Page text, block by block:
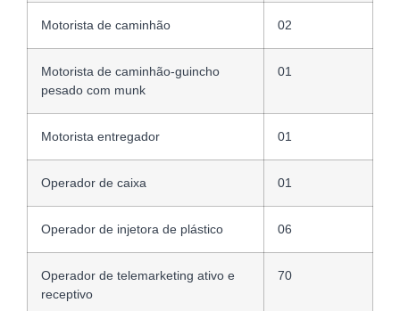
Motorista de caminhão 02
Motorista de caminhão-guincho
pesado com munk
01
Motorista entregador 01
Operador de caixa 01
Operador de injetora de plástico 06
Operador de telemarketing ativo e
receptivo
70